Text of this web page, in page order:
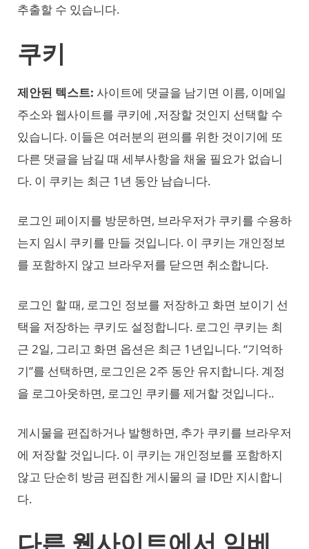
추출할 수 있습니다.
쿠키
제안된 텍스트: 사이트에 댓글을 남기면 이름, 이메일
주소와 웹사이트를 쿠키에 ,저장할 것인지 선택할 수
있습니다. 이들은 여러분의 편의를 위한 것이기에 또
다른 댓글을 남길 때 세부사항을 채울 필요가 없습니
다. 이 쿠키는 최근 1년 동안 남습니다.
로그인 페이지를 방문하면, 브라우저가 쿠키를 수용하
는지 임시 쿠키를 만들 것입니다. 이 쿠키는 개인정보
를 포함하지 않고 브라우저를 닫으면 취소합니다.
로그인 할 때, 로그인 정보를 저장하고 화면 보이기 선
택을 저장하는 쿠키도 설정합니다. 로그인 쿠키는 최
근 2일, 그리고 화면 옵션은 최근 1년입니다. “기억하
기”를 선택하면, 로그인은 2주 동안 유지합니다. 계정
을 로그아웃하면, 로그인 쿠키를 제거할 것입니다..
게시물을 편집하거나 발행하면, 추가 쿠키를 브라우저
에 저장할 것입니다. 이 쿠키는 개인정보를 포함하지
않고 단순히 방금 편집한 게시물의 글 ID만 지시합니
다.
다른 웹사이트에서 임베